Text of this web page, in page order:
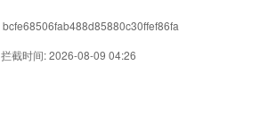
bcfe68506fab488d85880c30ffef86fa
拦截时间: 2026-08-09 04:26